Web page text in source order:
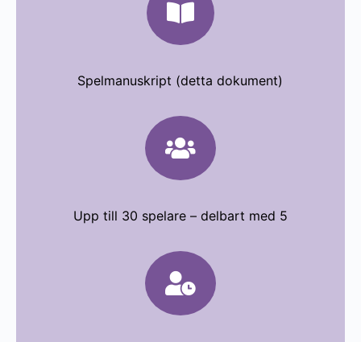

Spelmanuskript (detta dokument)

Upp till 30 spelare – delbart med 5
